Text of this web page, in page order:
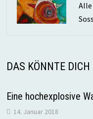
Alle
DAS KÖNNTE
Eine hochexplosive
14. Januar 2018